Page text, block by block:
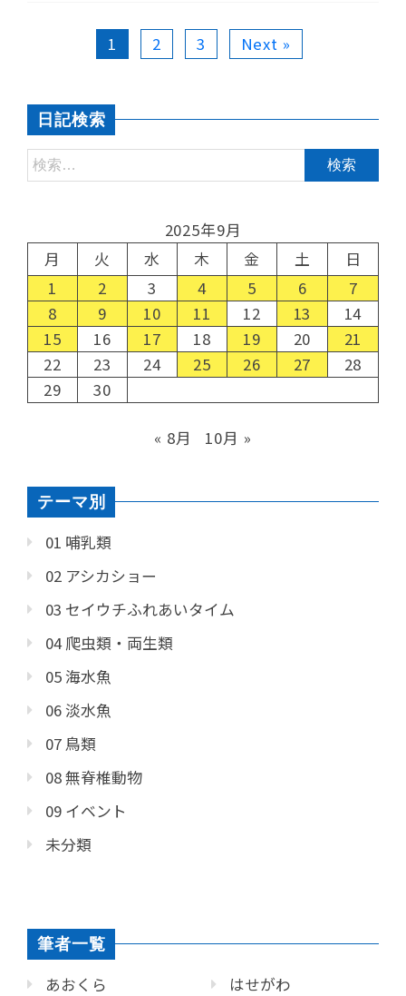
1 2 3 Next »
日記検索
2025年9月
月
火 水 木 金 土
日
1
2 3 4 5 6
7
8
9 10 11 12 13
14
15
16 17 18 19 20
21
22
23 24 25 26 27
28
29
30
« 8月 10月 »
テーマ別
01 哺乳類
02 アシカショー
03 セイウチふれあいタイム
04 爬虫類・両生類
05 海水魚
06 淡水魚
07 鳥類
08 無脊椎動物
09 イベント
未分類
筆者一覧
あおくら
はせがわ